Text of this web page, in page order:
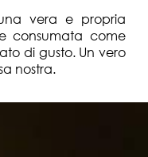
vera e propria
consumata come
di gusto. Un vero
nostra.